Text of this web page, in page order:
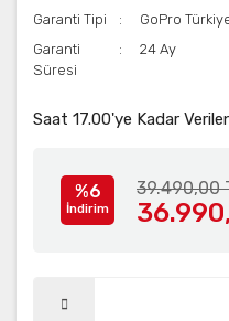
Garanti Tipi
GoPro
Garanti
Süresi
24 Ay
Saat 17.00'ye Kadar
%6
İndirim
39.490,00